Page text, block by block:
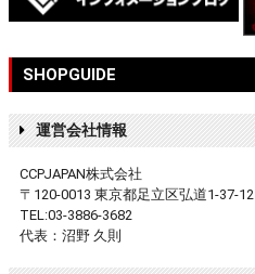
SHOPGUIDE
運営会社情報
CCPJAPAN株式会社
〒120-0013 東京都足立区弘道1-37-12
TEL:03-3886-3682
代表：沼野 久則